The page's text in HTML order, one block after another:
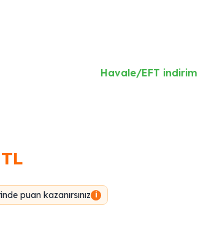
Havale/EFT
TL
puan kazanırsınız i